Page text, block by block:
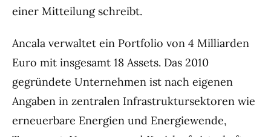
einer Mitteilung schreibt.
Ancala verwaltet ein Portfolio von 4 Milliarden
Euro mit insgesamt 18 Assets. Das 2010
gegründete Unternehmen ist nach eigenen
Angaben in zentralen Infrastruktursektoren wie
erneuerbare Energien und Energiewende,